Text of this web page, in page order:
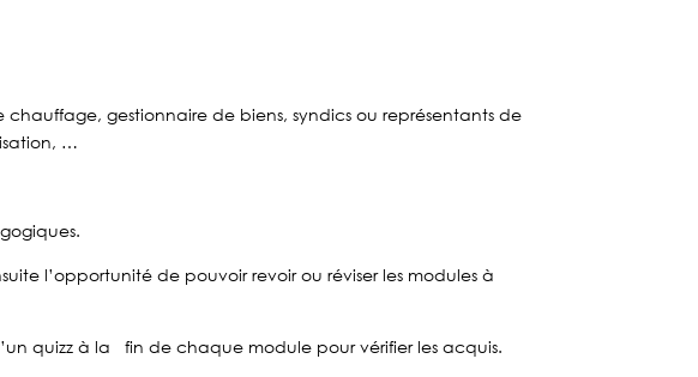
gestionnaire de biens, syndics ou représentants de
…
l’opportunité de pouvoir revoir ou réviser les modules à
quizz à la fin de chaque module pour vérifier les acquis.